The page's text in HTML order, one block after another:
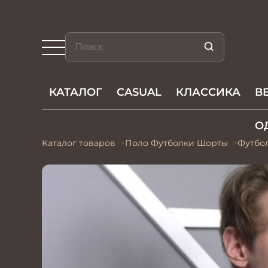
КАТАЛОГ CASUAL КЛАССИКА
Каталог товаров Поло Футболки Шорты